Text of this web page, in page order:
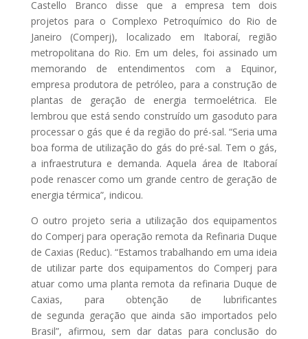
Castello Branco disse que a empresa tem dois
projetos para o Complexo Petroquímico do Rio de
Janeiro (Comperj), localizado em Itaboraí, região
metropolitana do Rio. Em um deles, foi assinado um
memorando de entendimentos com a Equinor,
empresa produtora de petróleo, para a construção de
plantas de geração de energia termoelétrica. Ele
lembrou que está sendo construído um gasoduto para
processar o gás que é da região do pré-sal. “Seria uma
boa forma de utilização do gás do pré-sal. Tem o gás,
a infraestrutura e demanda. Aquela área de Itaboraí
pode renascer como um grande centro de geração de
energia térmica”, indicou.
O outro projeto seria a utilização dos equipamentos
do Comperj para operação remota da Refinaria Duque
de Caxias (Reduc). “Estamos trabalhando em uma ideia
de utilizar parte dos equipamentos do Comperj para
atuar como uma planta remota da refinaria Duque de
Caxias, para obtenção de lubrificantes
de segunda geração que ainda são importados pelo
Brasil”, afirmou, sem dar datas para conclusão do